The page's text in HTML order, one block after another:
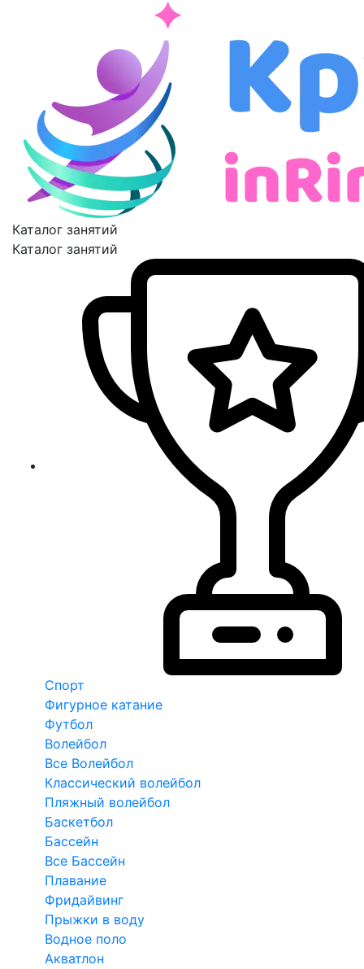
Каталог занятий
Каталог занятий
Спорт
Фигурное катание
Футбол
Волейбол
Все Волейбол
Классический волейбол
Пляжный волейбол
Баскетбол
Бассейн
Все Бассейн
Плавание
Фридайвинг
Прыжки в воду
Водное поло
Акватлон